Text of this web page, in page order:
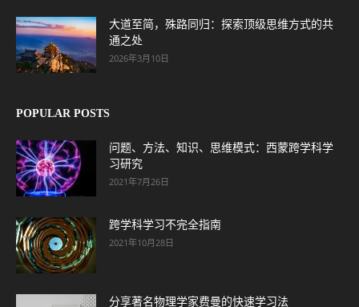
大道至简，殊路同归：探索顶级思维方式的共
通之处
2026年3月10日
POPULAR POSTS
问题、方法、知识、思维模式：西蒙跨学科学
习研究
2021年7月26日
跨学科学习不完全指南
2021年10月28日
分享著名物理学家费曼的快速学习法